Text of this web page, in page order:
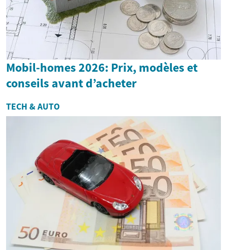
Mobil-homes 2026: Prix, modèles et
conseils avant d’acheter
TECH & AUTO